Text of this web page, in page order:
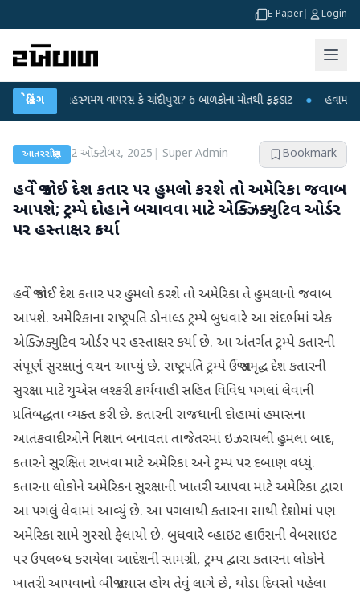
E-Paper Login
બ્રેકિંગ
રહસ્યમય વાયરસ કે ચાંદીપુરા? 6 બાળકોના મોતથી ફફડાટ ● હવામાન વિભાગે
આંતરરાષ્ટ્રીય 2 ઑક્ટોબર, 2025 Super Admin Bookmark
હવે જો કોઈ દેશ કતાર પર હુમલો કરશે તો અમેરિકા જવાબ
આપશે; ટ્રમ્પે દોહાને બચાવવા માટે એક્ઝિક્યુટિવ ઓર્ડર
પર હસ્તાક્ષર કર્યા
હવે જો કોઈ દેશ કતાર પર હુમલો કરશે તો અમેરિકા તે હુમલાનો જવાબ
આપશે. અમેરિકાના રાષ્ટ્રપતિ ડોનાલ્ડ ટ્રમ્પે બુધવારે આ સંદર્ભમાં એક
એક્ઝિક્યુટિવ ઓર્ડર પર હસ્તાક્ષર કર્યા છે. આ અંતર્ગત ટ્રમ્પે કતારની
સંપૂર્ણ સુરક્ષાનું વચન આપ્યું છે. રાષ્ટ્રપતિ ટ્રમ્પે ઉર્જા સમૃદ્ધ દેશ કતારની
સુરક્ષા માટે યુએસ લશ્કરી કાર્યવાહી સહિત વિવિધ પગલાં લેવાની
પ્રતિબદ્ધતા વ્યક્ત કરી છે. કતારની રાજધાની દોહામાં હમાસના
આતંકવાદીઓને નિશાન બનાવતા તાજેતરમાં ઇઝરાયલી હુમલા બાદ,
કતારને સુરક્ષિત રાખવા માટે અમેરિકા અને ટ્રમ્પ પર દબાણ વધ્યું.
કતારના લોકોને અમેરિકન સુરક્ષાની ખાતરી આપવા માટે અમેરિકા દ્વારા
આ પગલું લેવામાં આવ્યું છે. આ પગલાથી કતારના સાથી દેશોમાં પણ
અમેરિકા સામે ગુસ્સો ફેલાયો છે. બુધવારે વ્હાઇટ હાઉસની વેબસાઇટ
પર ઉપલબ્ધ કરાયેલા આદેશની સામગ્રી, ટ્રમ્પ દ્વારા કતારના લોકોને
ખાતરી આપવાનો બીજો પ્રયાસ હોય તેવું લાગે છે, થોડા દિવસો પહેલા